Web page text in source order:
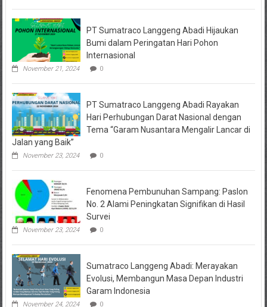
PT Sumatraco Langgeng Abadi Hijaukan
Bumi dalam Peringatan Hari Pohon
Internasional
November 21, 2024 0
PT Sumatraco Langgeng Abadi Rayakan
Hari Perhubungan Darat Nasional dengan
Tema “Garam Nusantara Mengalir Lancar di
Jalan yang Baik”
November 23, 2024 0
Fenomena Pembunuhan Sampang: Paslon
No. 2 Alami Peningkatan Signifikan di Hasil
Survei
November 23, 2024 0
Sumatraco Langgeng Abadi: Merayakan
Evolusi, Membangun Masa Depan Industri
Garam Indonesia
November 24, 2024 0